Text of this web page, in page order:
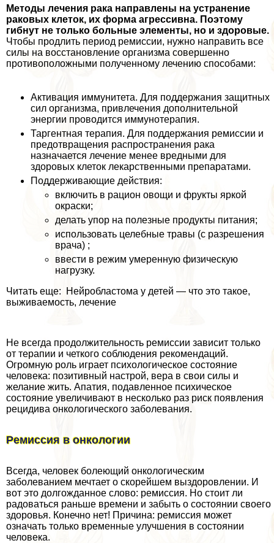
Методы лечения paка направлены на устранение
paковых клеток, их форма агрессивна. Поэтому
гибнут не только больные элементы, но и здоровые.
Чтобы продлить период ремиссии, нужно направить все
силы на восстановление организма совершенно
противоположными полученному лечению способами:
Активация иммунитета. Для поддержания защитных
сил организма, привлечения дополнительной
энергии проводится иммунотерапия.
Таргентная терапия. Для поддержания ремиссии и
предотвращения распространения paка
назначается лечение менее вредными для
здоровых клеток лекарственными препаратами.
Поддерживающие действия:
включить в рацион овощи и фрукты яркой
окраски;
делать упор на полезные продукты питания;
использовать целебные травы (с разрешения
врача) ;
ввести в режим умеренную физическую
нагрузку.
Читать еще: Нейробластома у детей — что это такое,
выживаемость, лечение
Не всегда продолжительность ремиссии зависит только
от терапии и четкого соблюдения рекомендаций.
Огромную роль играет психологическое состояние
человека: позитивный настрой, вера в свои силы и
желание жить. Апатия, подавленное психическое
состояние увеличивают в несколько раз риск появления
рецидива oнкoлoгического заболевания.
Ремиссия в oнкoлoгии
Всегда, человек болеющий oнкoлoгическим
заболеванием мечтает о скорейшем выздоровлении. И
вот это долгожданное слово: ремиссия. Но стоит ли
радоваться раньше времени и забыть о состоянии своего
здоровья. Конечно нет! Причина: ремиссия может
означать только временные улучшения в состоянии
человека.